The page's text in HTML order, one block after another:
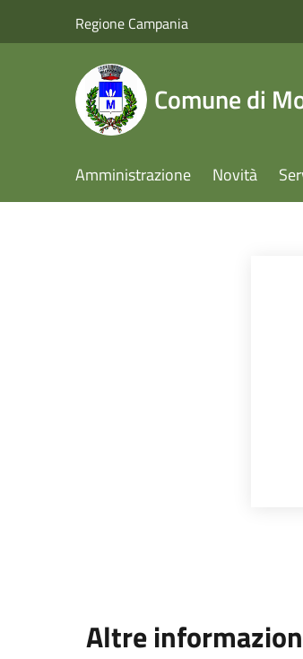
Regione Campania
Comune di
Amministrazione Novità
Altre